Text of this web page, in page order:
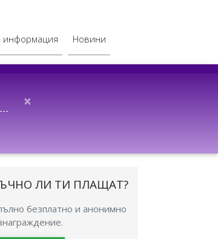
информация Новини
×
ЛИ ТИ ПЛАЩАТ?
безплатно и анонимно